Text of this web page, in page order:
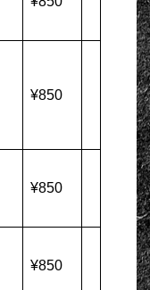
¥850
¥850
¥850